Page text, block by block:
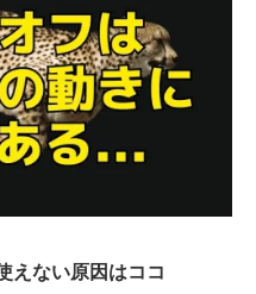
えない原因はココ